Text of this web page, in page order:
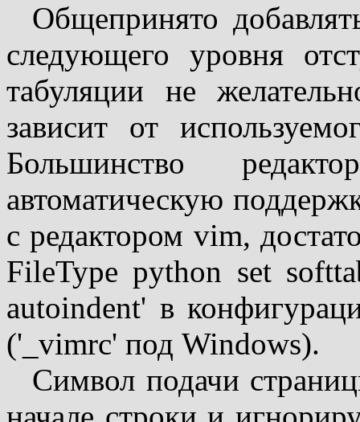
Общепринято
следующего уровня
табуляции не
зависит от
Большинство
автоматическую
с редактором vim,
FileType python set
autoindent' в
('_vimrc' под Windows).
Символ подачи